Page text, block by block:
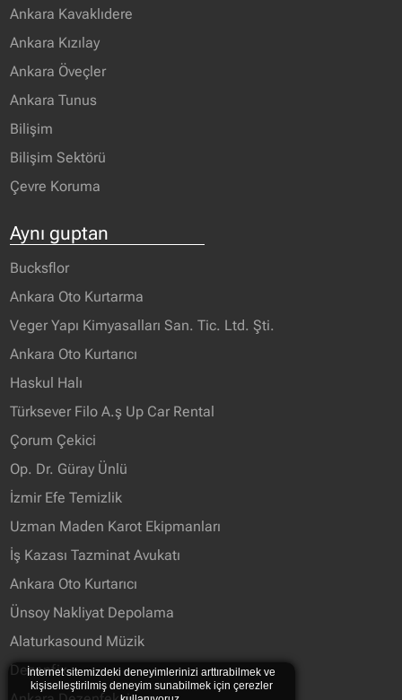
Ankara Kavaklıdere
Ankara Kızılay
Ankara Öveçler
Ankara Tunus
Bilişim
Bilişim Sektörü
Çevre Koruma
Aynı guptan
Bucksflor
Ankara Oto Kurtarma
Veger Yapı Kimyasalları San. Tic. Ltd. Şti.
Ankara Oto Kurtarıcı
Haskul Halı
Türksever Filo A.ş Up Car Rental
Çorum Çekici
Op. Dr. Güray Ünlü
İzmir Efe Temizlik
Uzman Maden Karot Ekipmanları
İş Kazası Tazminat Avukatı
Ankara Oto Kurtarıcı
Ünsoy Nakliyat Depolama
Alaturkasound Müzik
Dezenfix
İnternet sitemizdeki deneyimlerinizi arttırabilmek ve
kişiselleştirilmiş deneyim sunabilmek için çerezler